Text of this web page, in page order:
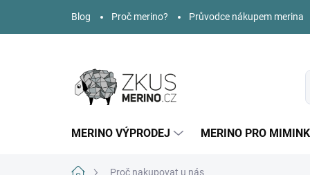
obsah
Blog Proč merino? Průvodce nákupem merina
MERINO VÝPRODEJ MERINO PRO
Domů Proč nakupovat u nás